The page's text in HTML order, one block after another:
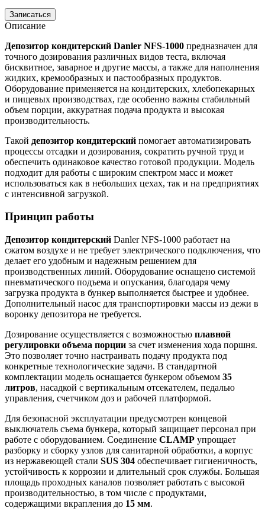
Записаться
Описание
Депозитор кондитерский Danler NFS-1000 предназначен для
точного дозирования различных видов теста, включая
бисквитное, заварное и другие массы, а также для наполнения
жидких, кремообразных и пастообразных продуктов.
Оборудование применяется на кондитерских, хлебопекарных
и пищевых производствах, где особенно важны стабильный
объем порции, аккуратная подача продукта и высокая
производительность.
Такой депозитор кондитерский помогает автоматизировать
процессы отсадки и дозирования, сократить ручной труд и
обеспечить одинаковое качество готовой продукции. Модель
подходит для работы с широким спектром масс и может
использоваться как в небольших цехах, так и на предприятиях
с интенсивной загрузкой.
Принцип работы
Депозитор кондитерский Danler NFS-1000 работает на
сжатом воздухе и не требует электрического подключения, что
делает его удобным и надежным решением для
производственных линий. Оборудование оснащено системой
пневматического подъема и опускания, благодаря чему
загрузка продукта в бункер выполняется быстрее и удобнее.
Дополнительный насос для транспортировки массы из дежи в
воронку депозитора не требуется.
Дозирование осуществляется с возможностью плавной
регулировки объема порции за счет изменения хода поршня.
Это позволяет точно настраивать подачу продукта под
конкретные технологические задачи. В стандартной
комплектации модель оснащается бункером объемом 35
литров, насадкой с вертикальным отсекателем, педалью
управления, счетчиком доз и рабочей платформой.
Для безопасной эксплуатации предусмотрен концевой
выключатель съема бункера, который защищает персонал при
работе с оборудованием. Соединение CLAMP упрощает
разборку и сборку узлов для санитарной обработки, а корпус
из нержавеющей стали SUS 304 обеспечивает гигиеничность,
устойчивость к коррозии и длительный срок службы. Большая
площадь проходных каналов позволяет работать с высокой
производительностью, в том числе с продуктами,
содержащими вкрапления до 15 мм.